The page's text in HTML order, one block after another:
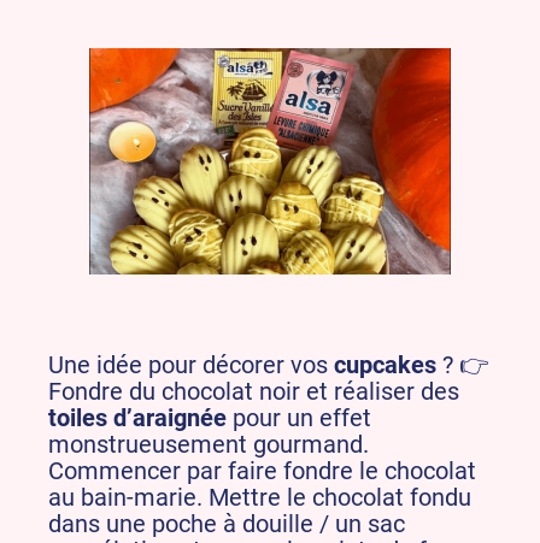
Une idée pour décorer vos cupcakes ? 👉
Fondre du chocolat noir et réaliser des
toiles d’araignée pour un effet
monstrueusement gourmand.
Commencer par faire fondre le chocolat
au bain-marie. Mettre le chocolat fondu
dans une poche à douille / un sac